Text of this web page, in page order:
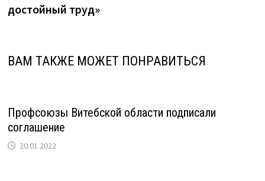
достойный труд»
ВАМ ТАКЖЕ МОЖЕТ ПОНРАВИТЬСЯ
Профсоюзы Витебской области подписали
соглашение
20.01.2022